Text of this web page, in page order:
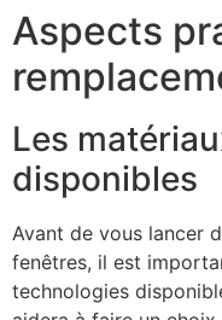
Aspects
Les
disponibles
Avant de vous lancer
fenêtres, il est
technologies